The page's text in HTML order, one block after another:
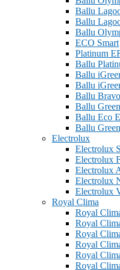
Ballu
Ballu
Ballu
ECO Smart
Platinum
Ballu
Ballu
Ballu
Ballu Bravo
Ballu
Ballu Eco
Ballu
Electrolux
Electrolux
Electrolux
Electrolux
Electrolux
Electrolux
Royal Clima
Royal
Royal
Royal
Royal
Royal
Royal